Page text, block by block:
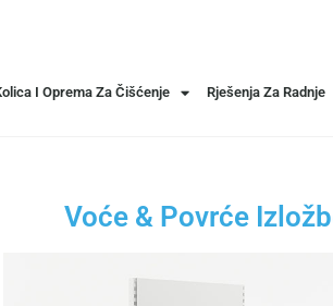
I Oprema Za Čišćenje Rješenja Za Radnje
Voće & Povrće